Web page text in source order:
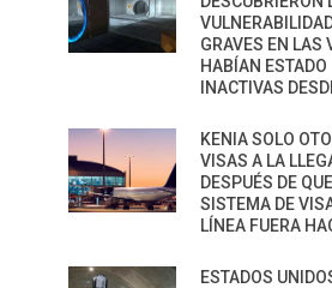
GRAVES EN LAS
HABÍAN ESTADO
INACTIVAS
KENIA SOLO
VISAS A LA
DESPUÉS DE
SISTEMA DE
LÍNEA FUERA
ESTADOS